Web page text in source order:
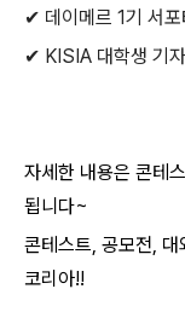
✔ 데이메르 1기 서포
✔ KISIA 대학생 기
자세한 내용은 콘테
됩니다~​
콘테스트, 공모전,
코리아!!